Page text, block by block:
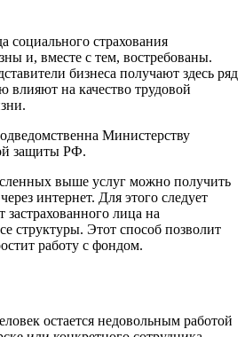
страхования
и, вместе с тем, востребованы.
бизнеса получают здесь ряд
влияют на качество трудовой
Министерству
защиты РФ.
выше услуг можно получить
интернет. Для этого следует
лица на
структуры. Этот способ позволит
работу с фондом.
остается недовольным работой